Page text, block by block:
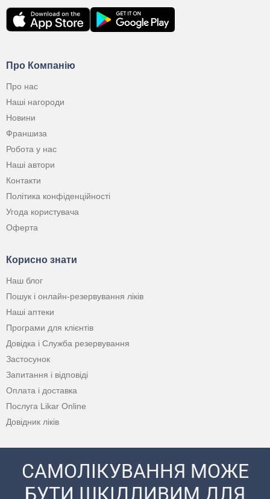
Про Компанію
Про нас
Наші нагороди
Новини
Франшиза
Робота у нас
Наші автори
Контакти
Політика конфіденційності
Угода користувача
Оферта
Корисно знати
Наш блог
Пошук і онлайн-резервування ліків
Наші аптеки
Програми для клієнтів
Довідка і Служба резервування
Застосунок
Запитання і відповіді
Оплата і доставка
Послуга Likar Online
Довідник ліків
САМОЛІКУВАННЯ МОЖЕ